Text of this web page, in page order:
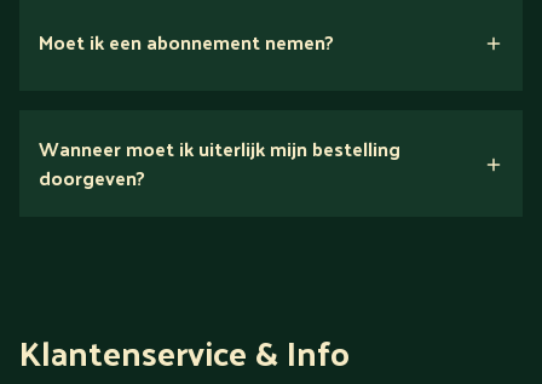
Ontdek alles over Gold
Moet ik een abonnement nemen?
Wanneer moet ik uiterlijk mijn bestelling
doorgeven?
Klantenservice & Info